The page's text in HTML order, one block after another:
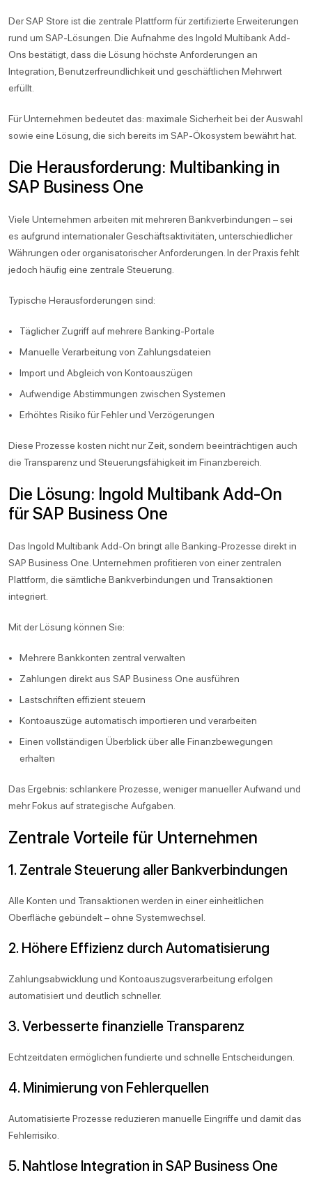
Der SAP Store ist die zentrale Plattform für zertifizierte Erweiterungen
rund um SAP-Lösungen. Die Aufnahme des Ingold Multibank Add-
Ons bestätigt, dass die Lösung höchste Anforderungen an
Integration, Benutzerfreundlichkeit und geschäftlichen Mehrwert
erfüllt.
Für Unternehmen bedeutet das: maximale Sicherheit bei der Auswahl
sowie eine Lösung, die sich bereits im SAP-Ökosystem bewährt hat.
Die Herausforderung: Multibanking in
SAP Business One
Viele Unternehmen arbeiten mit mehreren Bankverbindungen – sei
es aufgrund internationaler Geschäftsaktivitäten, unterschiedlicher
Währungen oder organisatorischer Anforderungen. In der Praxis fehlt
jedoch häufig eine zentrale Steuerung.
Typische Herausforderungen sind:
Täglicher Zugriff auf mehrere Banking-Portale
Manuelle Verarbeitung von Zahlungsdateien
Import und Abgleich von Kontoauszügen
Aufwendige Abstimmungen zwischen Systemen
Erhöhtes Risiko für Fehler und Verzögerungen
Diese Prozesse kosten nicht nur Zeit, sondern beeinträchtigen auch
die Transparenz und Steuerungsfähigkeit im Finanzbereich.
Die Lösung: Ingold Multibank Add-On
für SAP Business One
Das Ingold Multibank Add-On bringt alle Banking-Prozesse direkt in
SAP Business One. Unternehmen profitieren von einer zentralen
Plattform, die sämtliche Bankverbindungen und Transaktionen
integriert.
Mit der Lösung können Sie:
Mehrere Bankkonten zentral verwalten
Zahlungen direkt aus SAP Business One ausführen
Lastschriften effizient steuern
Kontoauszüge automatisch importieren und verarbeiten
Einen vollständigen Überblick über alle Finanzbewegungen
erhalten
Das Ergebnis: schlankere Prozesse, weniger manueller Aufwand und
mehr Fokus auf strategische Aufgaben.
Zentrale Vorteile für Unternehmen
1. Zentrale Steuerung aller Bankverbindungen
Alle Konten und Transaktionen werden in einer einheitlichen
Oberfläche gebündelt – ohne Systemwechsel.
2. Höhere Effizienz durch Automatisierung
Zahlungsabwicklung und Kontoauszugsverarbeitung erfolgen
automatisiert und deutlich schneller.
3. Verbesserte finanzielle Transparenz
Echtzeitdaten ermöglichen fundierte und schnelle Entscheidungen.
4. Minimierung von Fehlerquellen
Automatisierte Prozesse reduzieren manuelle Eingriffe und damit das
Fehlerrisiko.
5. Nahtlose Integration in SAP Business One